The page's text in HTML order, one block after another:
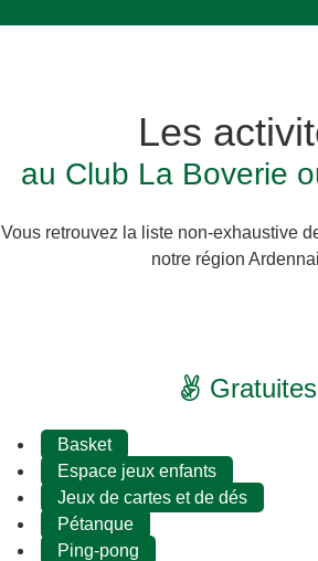
Les
au Club La Boverie
Vous retrouvez la liste non-exhaustive
notre région
Gratuites
Basket
Espace jeux enfants
Jeux de cartes et de dés
Pétanque
Ping-pong